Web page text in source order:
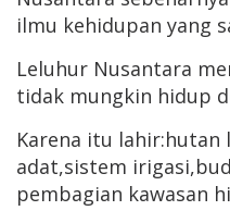
ilmu kehidupan yang
Leluhur Nusantara
tidak mungkin hidup
Karena itu lahir:hutan
adat,sistem
pembagian kawasan